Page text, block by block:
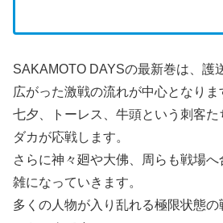
SAKAMOTO DAYSの最新巻は、護
広がった激戦の流れが中心となりま
七夕、トーレス、牛頭という刺客
ダカが応戦します。
さらに神々廻や大佛、周らも戦場
雑になっていきます。
多くの人物が入り乱れる極限状態の